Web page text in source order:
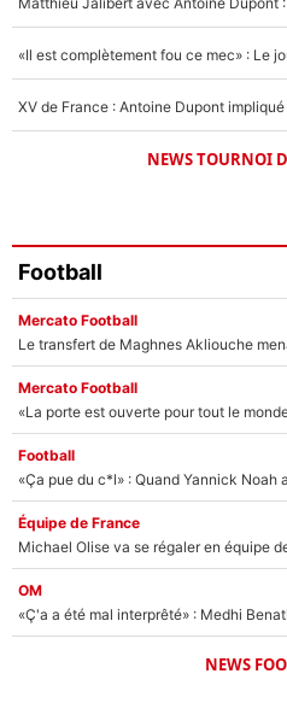
NEWS TOURNOI
Football
Mercato Football
Mercato Football
Football
Équipe de France
OM
NEWS